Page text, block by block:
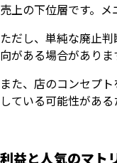
売上の下位層です。
ただし、単純な廃止
向がある場合がありま
また、店のコンセプ
している可能性がある
利益と人気のマト